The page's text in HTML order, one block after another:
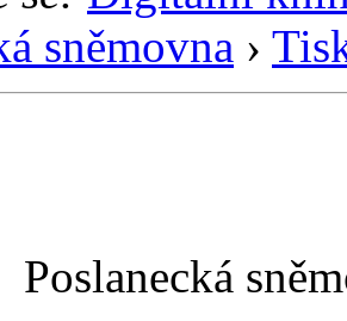
sněmovna ›
Poslanecká